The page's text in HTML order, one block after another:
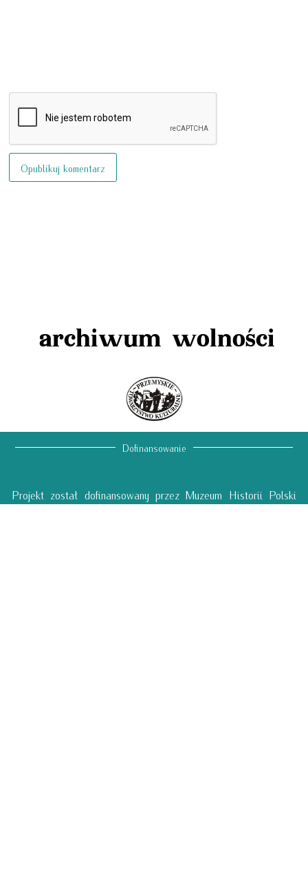
archiwum wolności
Dofinansowanie
Projekt został dofinansowany przez Muzeum Historii Polski